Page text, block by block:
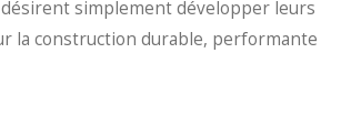
simplement développer leurs
la construction durable, performante